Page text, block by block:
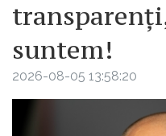
suntem!
2026-08-05 13:58:20